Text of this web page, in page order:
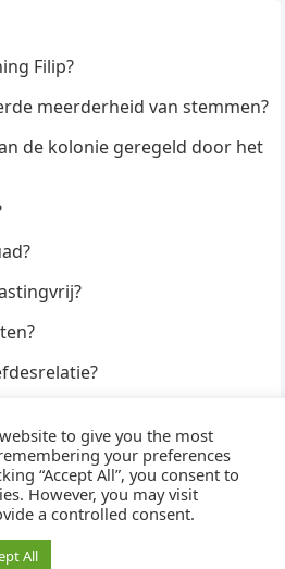
Filip?
meerderheid van stemmen?
de kolonie geregeld door het
doorWPEnjoy· Aangedreven door
WordPress
to give you the most
your preferences
“Accept All”, you consent to
However, you may visit
a controlled consent.
All